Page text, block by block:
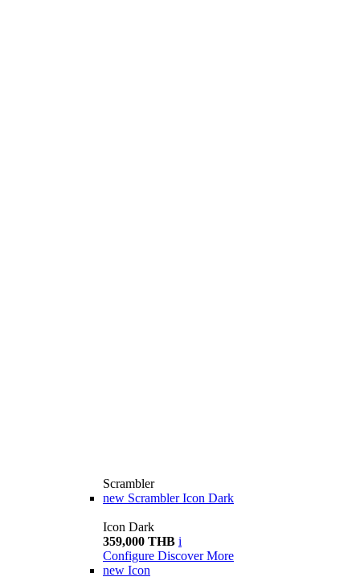
Scrambler
new Scrambler Icon Dark
Icon Dark
359,000 THB i
Configure Discover More
new Icon